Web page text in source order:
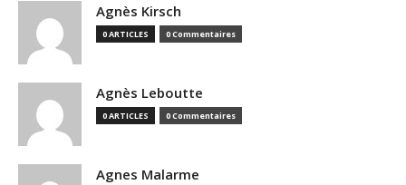
Agnès Kirsch
0 ARTICLES 0 Commentaires
Agnès Leboutte
0 ARTICLES 0 Commentaires
Agnes Malarme